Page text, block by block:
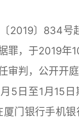
〕834号
罪，于2019年
审判，公开开庭
日至1月15日
门银行手机